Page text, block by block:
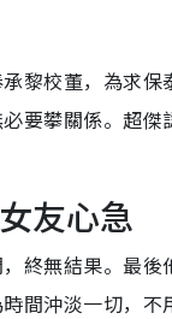
黎校董，為求
要攀關係。超
友心急
終無結果。最
間沖淡一切，不